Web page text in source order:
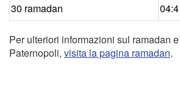
30 ramadan
Per ulteriori informazioni sul ramadan
Paternopoli, visita la pagina ramadan.